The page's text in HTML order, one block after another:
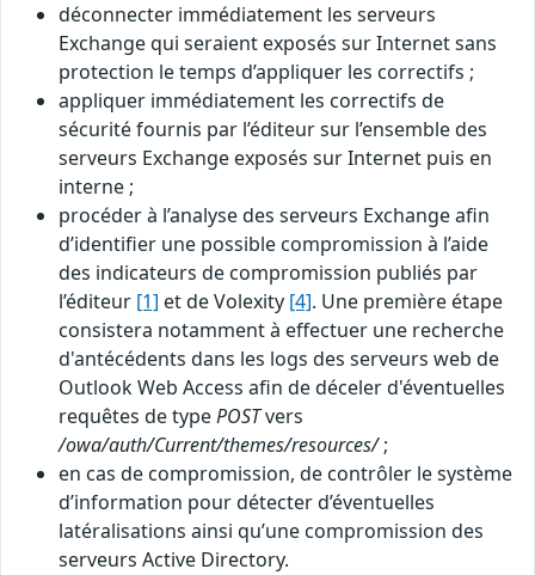
déconnecter immédiatement les serveurs
Exchange qui seraient exposés sur Internet sans
protection le temps d’appliquer les correctifs ;
appliquer immédiatement les correctifs de
sécurité fournis par l’éditeur sur l’ensemble des
serveurs Exchange exposés sur Internet puis en
interne ;
procéder à l’analyse des serveurs Exchange afin
d’identifier une possible compromission à l’aide
des indicateurs de compromission publiés par
l’éditeur [1] et de Volexity [4]. Une première étape
consistera notamment à effectuer une recherche
d'antécédents dans les logs des serveurs web de
Outlook Web Access afin de déceler d'éventuelles
requêtes de typePOSTvers
/owa/auth/Current/themes/resources/;
en cas de compromission, de contrôler le système
d’information pour détecter d’éventuelles
latéralisations ainsi qu’une compromission des
serveurs Active Directory.